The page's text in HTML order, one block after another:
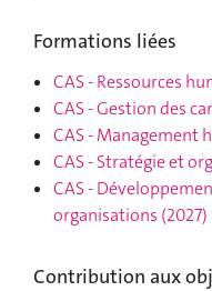
Formations liées
CAS-Ressources
CAS-Gestion des
CAS-Management
CAS-Stratégie et
CAS-
organisations (2027)
Contribution aux